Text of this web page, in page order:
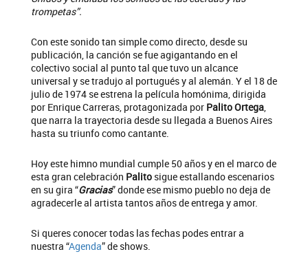
trompetas”.
Con este sonido tan simple como directo, desde su
publicación, la canción se fue agigantando en el
colectivo social al punto tal que tuvo un alcance
universal y se tradujo al portugués y al alemán. Y el 18 de
julio de 1974 se estrena la película homónima, dirigida
por Enrique Carreras, protagonizada por Palito Ortega,
que narra la trayectoria desde su llegada a Buenos Aires
hasta su triunfo como cantante.
Hoy este himno mundial cumple 50 años y en el marco de
esta gran celebración Palito sigue estallando escenarios
en su gira “Gracias” donde ese mismo pueblo no deja de
agradecerle al artista tantos años de entrega y amor.
Si queres conocer todas las fechas podes entrar a
nuestra “Agenda” de shows.